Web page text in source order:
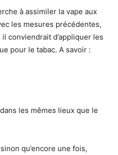
à assimiler la vape aux
les mesures précédentes,
conviendrait d’appliquer les
pour le tabac. A savoir :
les mêmes lieux que le
qu’encore une fois,